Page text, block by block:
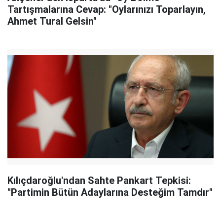
Tartışmalarına Cevap: "Oylarınızı Toparlayın,
Ahmet Tural Gelsin"
Kılıçdaroğlu'ndan Sahte Pankart Tepkisi:
"Partimin Bütün Adaylarına Desteğim Tamdır"